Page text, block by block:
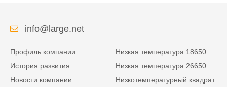
info@large.net
Профиль компании
История развития
Новости компании
Низкая температура 18650
Низкая температура 26650
Низкотемпературный квадрат